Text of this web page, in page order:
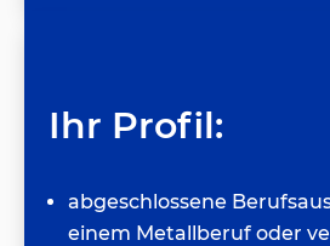
Ihr Profil:
abgeschlossene
einem Metallberuf oder